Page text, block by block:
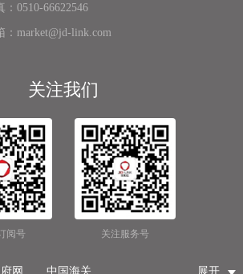
：0510-66622546
：market@jd-link.com
关注我们
阅号 关注服务号
展开
网 中国海关